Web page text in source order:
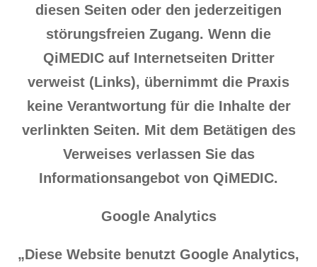
diesen Seiten oder den jederzeitigen
störungsfreien Zugang. Wenn die
QiMEDIC auf Internetseiten Dritter
verweist (Links), übernimmt die Praxis
keine Verantwortung für die Inhalte der
verlinkten Seiten. Mit dem Betätigen des
Verweises verlassen Sie das
Informationsangebot von QiMEDIC.
Google Analytics
„Diese Website benutzt Google Analytics,